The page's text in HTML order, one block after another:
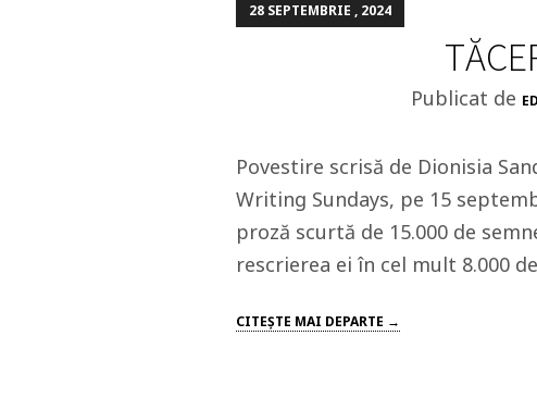
28 SEPTEMBRIE , 2024
Publicat de
Povestire scrisă de Dionisia
Writing Sundays, pe 15
proză scurtă de 15.000 de
rescrierea ei în cel mult 8.000
CITEŞTE MAI DEPARTE →